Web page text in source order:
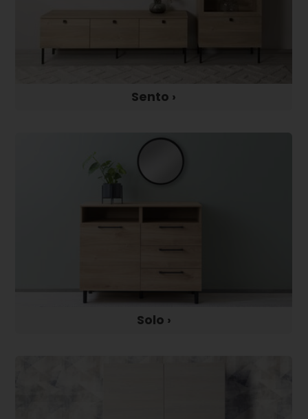
Sento ›
Solo ›